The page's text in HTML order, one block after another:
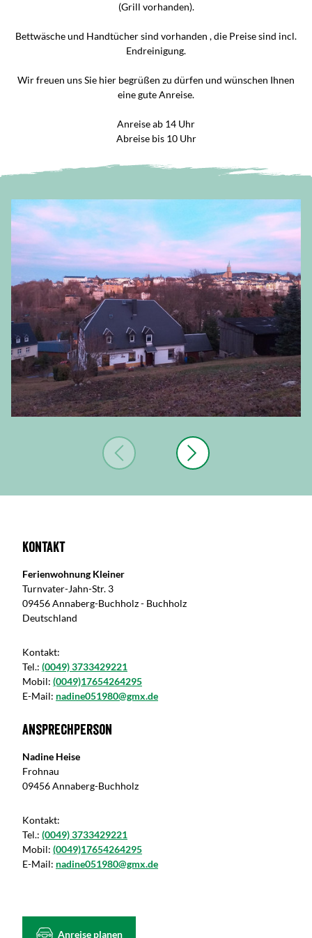
(Grill vorhanden).
Bettwäsche und Handtücher sind vorhanden , die Preise sind incl.
Endreinigung.
Wir freuen uns Sie hier begrüßen zu dürfen und wünschen Ihnen
eine gute Anreise.
Anreise ab 14 Uhr
Abreise bis 10 Uhr
Kontakt
Ferienwohnung Kleiner
Turnvater-Jahn-Str. 3
09456 Annaberg-Buchholz - Buchholz
Deutschland
Kontakt:
Tel.: (0049) 3733429221
Mobil: (0049)17654264295
E-Mail: nadine051980@gmx.de
Ansprechperson
Nadine Heise
Frohnau
09456 Annaberg-Buchholz
Kontakt:
Tel.: (0049) 3733429221
Mobil: (0049)17654264295
E-Mail: nadine051980@gmx.de
Anreise planen